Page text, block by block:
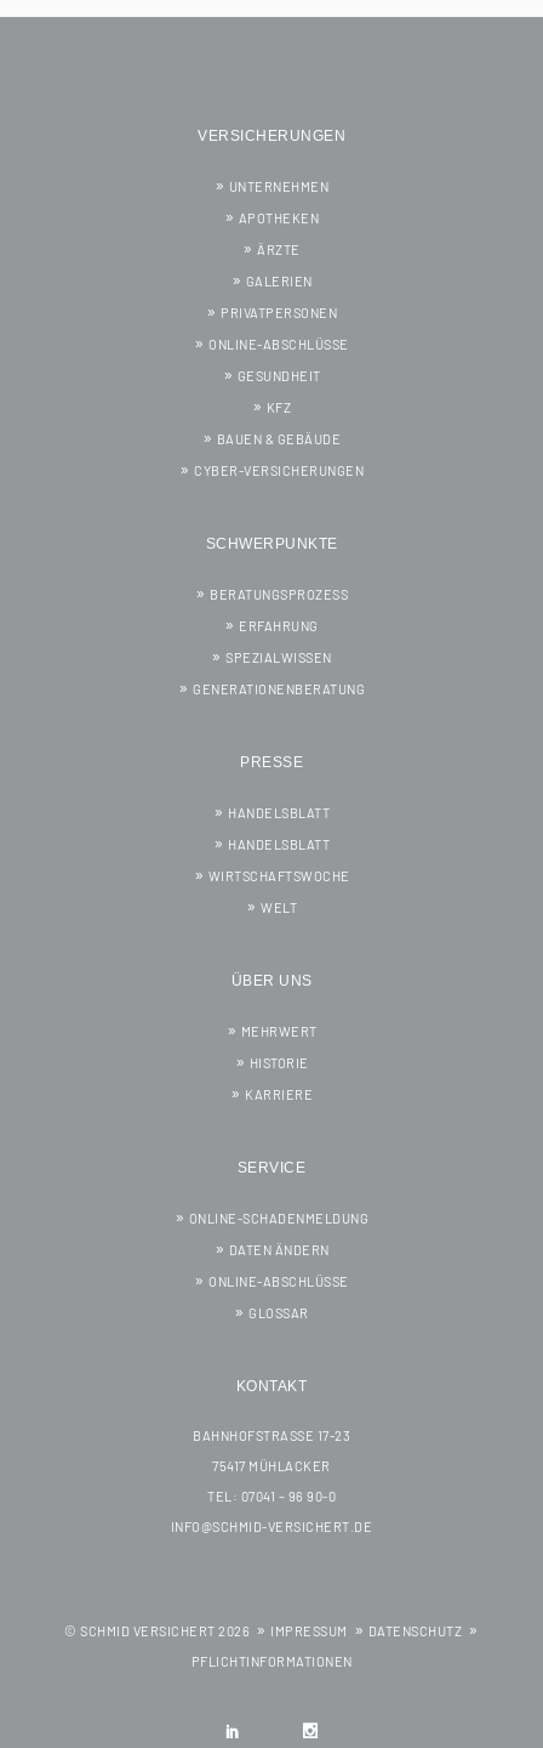
VERSICHERUNGEN
UNTERNEHMEN
APOTHEKEN
ÄRZTE
GALERIEN
PRIVATPERSONEN
ONLINE-ABSCHLÜSSE
GESUNDHEIT
KFZ
BAUEN & GEBÄUDE
CYBER-VERSICHERUNGEN
SCHWERPUNKTE
BERATUNGSPROZESS
ERFAHRUNG
SPEZIALWISSEN
GENERATIONENBERATUNG
PRESSE
HANDELSBLATT
HANDELSBLATT
WIRTSCHAFTSWOCHE
WELT
ÜBER UNS
MEHRWERT
HISTORIE
KARRIERE
SERVICE
ONLINE-SCHADENMELDUNG
DATEN ÄNDERN
ONLINE-ABSCHLÜSSE
GLOSSAR
KONTAKT
BAHNHOFSTRASSE 17-23
75417 MÜHLACKER
TEL: 07041 – 96 90-0
INFO@SCHMID-VERSICHERT.DE
© SCHMID VERSICHERT 2026 IMPRESSUM
DATENSCHUTZ
PFLICHTINFORMATIONEN